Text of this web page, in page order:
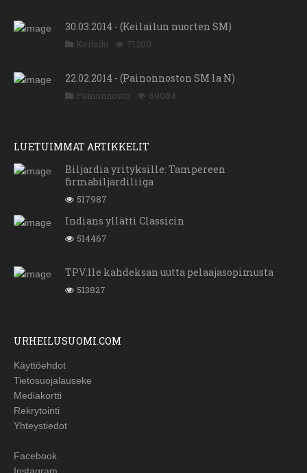
30.03.2014 - (Keilailun nuorten SM)
Keilailu 71209
22.02.2014 - (Painonnoston SM la N)
Painonnosto 69084
LUETUIMMAT ARTIKKELIT
Biljardia yrityksille: Tampereen
firmabiljardiliiga
517987
Indians yllätti Classicin
514467
TPV:lle kahdeksan uutta pelaajasopimusta
513827
URHEILUSUOMI.COM
Käyttöehdot
Tietosuojalauseke
Mediakortti
Rekrytointi
Yhteystiedot
Facebook